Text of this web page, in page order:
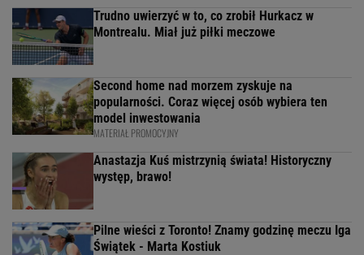
Trudno uwierzyć w to, co zrobił Hurkacz w
Montrealu. Miał już piłki meczowe
Second home nad morzem zyskuje na
popularności. Coraz więcej osób wybiera ten
model inwestowania
MATERIAŁ PROMOCYJNY
Anastazja Kuś mistrzynią świata! Historyczny
występ, brawo!
Pilne wieści z Toronto! Znamy godzinę meczu Iga
Świątek - Marta Kostiuk